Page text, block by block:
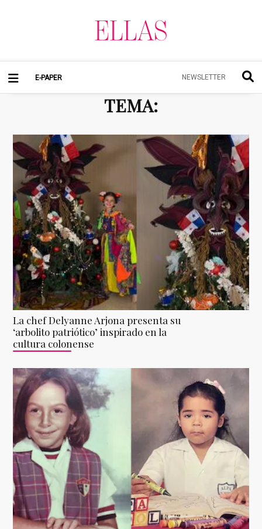
E-PAPER NEWSLETTER
TEMA:
La chef Delyanne Arjona presenta su
‘arbolito patriótico’ inspirado en la
cultura colonense